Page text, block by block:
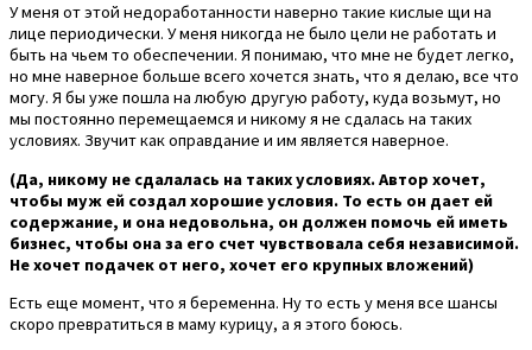
У меня от этой недоработанности наверно такие кислые щи на
лице периодически. У меня никогда не было цели не работать и
быть на чьем то обеспечении. Я понимаю, что мне не будет легко,
но мне наверное больше всего хочется знать, что я делаю, все что
могу. Я бы уже пошла на любую другую работу, куда возьмут, но
мы постоянно перемещаемся и никому я не сдалась на таких
условиях. Звучит как оправдание и им является наверное.
(Да, никому не сдалалась на таких условиях. Автор хочет,
чтобы муж ей создал хорошие условия. То есть он дает ей
содержание, и она недовольна, он должен помочь ей иметь
бизнес, чтобы она за его счет чувствовала себя независимой.
Не хочет подачек от него, хочет его крупных вложений)
Есть еще момент, что я беременна. Ну то есть у меня все шансы
скоро превратиться в маму курицу, а я этого боюсь.